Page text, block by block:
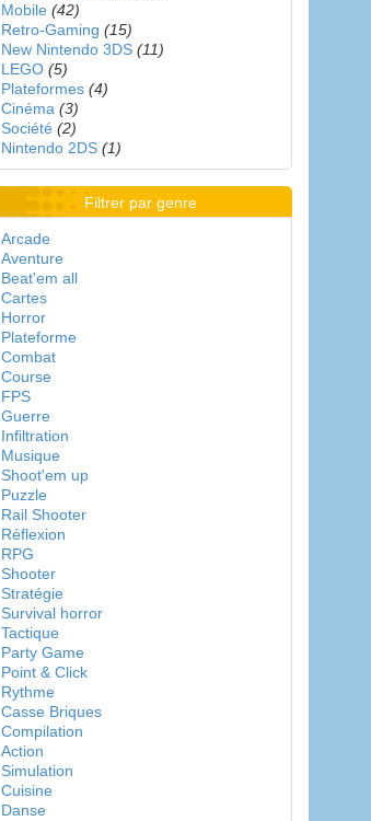
Mobile (42)
Retro-Gaming (15)
New Nintendo 3DS (11)
LEGO (5)
Plateformes (4)
Cinéma (3)
Société (2)
Nintendo 2DS (1)
Filtrer par genre
Arcade
Aventure
Beat'em all
Cartes
Horror
Plateforme
Combat
Course
FPS
Guerre
Infiltration
Musique
Shoot'em up
Puzzle
Rail Shooter
Réflexion
RPG
Shooter
Stratégie
Survival horror
Tactique
Party Game
Point & Click
Rythme
Casse Briques
Compilation
Action
Simulation
Cuisine
Danse